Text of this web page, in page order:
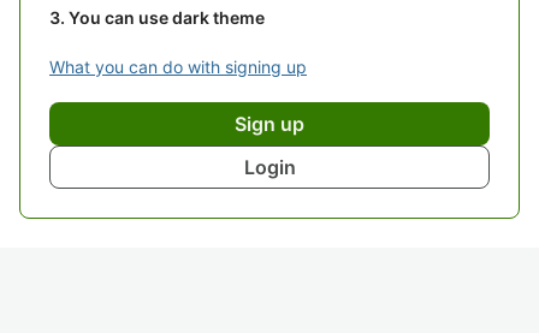
You can use dark theme
What you can do with signing up
Sign up
Login